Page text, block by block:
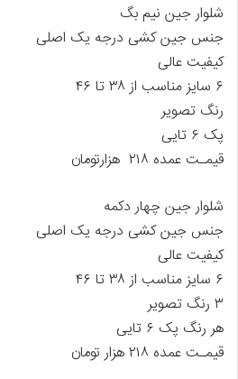
شلوار جین نیم بگ
جنس جین کشی درجه یک اصلی
کیفیت عالی
۶ سایز مناسب از ۳۸ تا ۴۶
رنگ تصویر
پک ۶ تایی
قیمـت عمده ۲۱۸ هزارتومان
شلوار جین چهار دکمه
جنس جین کشی درجه یک اصلی
کیفیت عالی
۶ سایز مناسب از ۳۸ تا ۴۶
۳ رنگ تصویر
هر رنگ پک ۶ تایی
قیمـت عمده ۲۱۸ هزار تومان